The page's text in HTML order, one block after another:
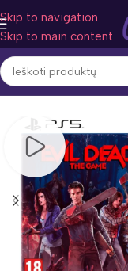
Skip to navigation
Skip to main content
Pradžia Žaidimo žanras